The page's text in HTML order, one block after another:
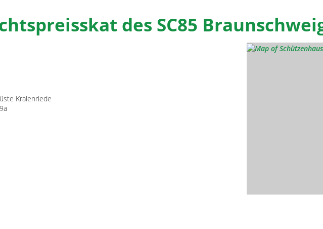
des SC85
Kralenriede